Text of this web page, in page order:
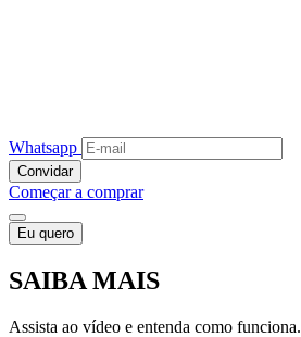
Whatsapp
Convidar
Começar a comprar
Eu quero
SAIBA MAIS
Assista ao vídeo e entenda como funciona.